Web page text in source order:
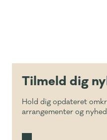
Tilmeld dig
Hold dig opdateret
arrangementer og